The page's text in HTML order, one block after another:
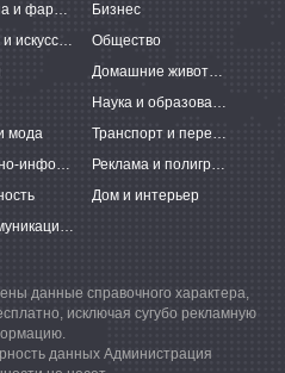
Медицина и фармацевтика
Бизнес
Культура и искусство
Общество
Домашние животные
Наука и образование
мода
Транспорт и перевозки
Справочно-информационные системы
Реклама и полиграфия
Дом и интерьер
Телекоммуникации и связь
данные справочного характера,
исключая сугубо рекламную
данных Администрация